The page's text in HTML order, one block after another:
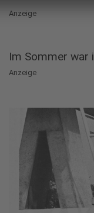
Anzeige
Im Sommer war
Anzeige